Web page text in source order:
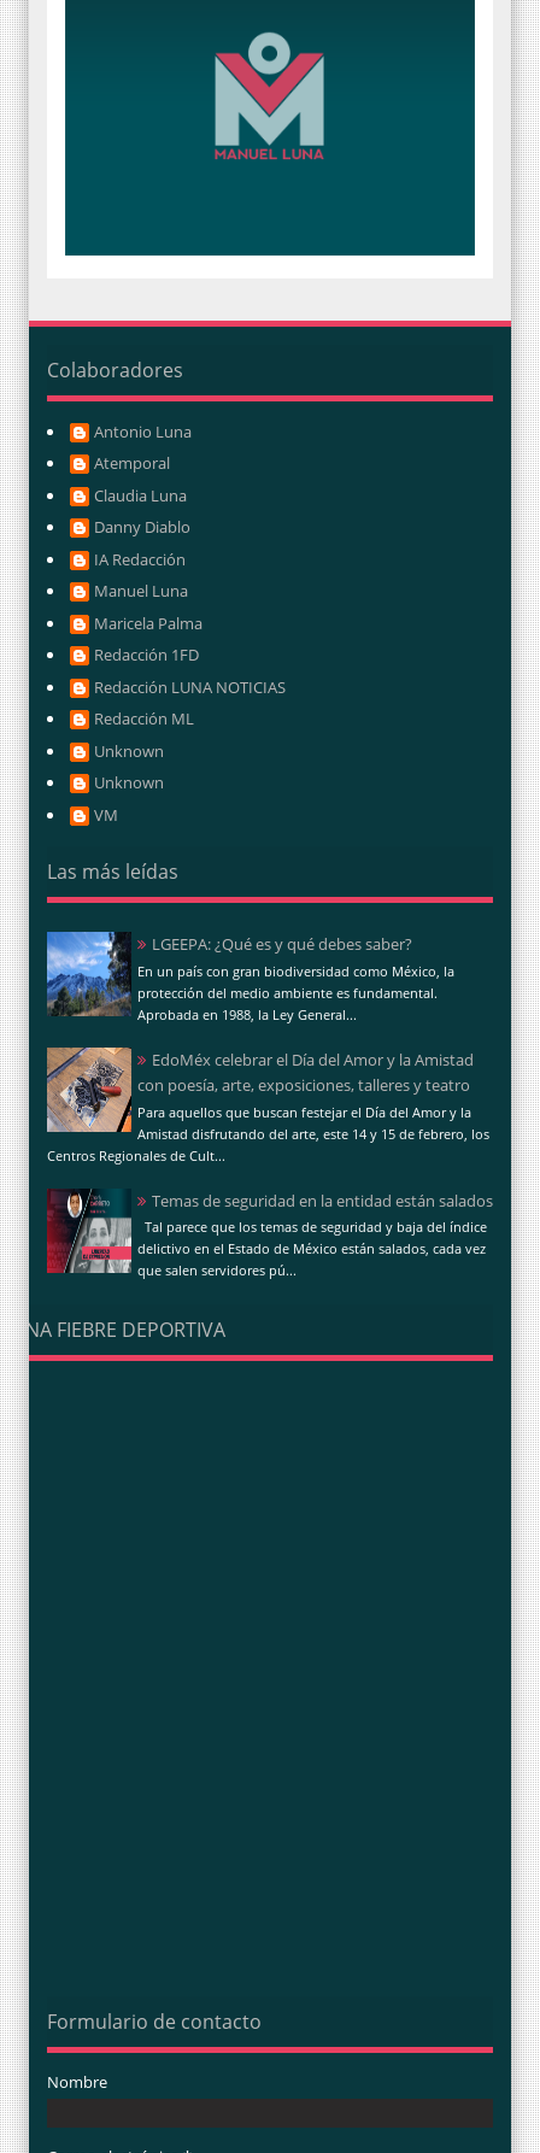
Colaboradores
Antonio Luna
Atemporal
Claudia Luna
Danny Diablo
IA Redacción
Manuel Luna
Maricela Palma
Redacción 1FD
Redacción LUNA NOTICIAS
Redacción ML
Unknown
Unknown
VM
Las más leídas
LGEEPA: ¿Qué es y qué debes saber?
En un país con gran biodiversidad como México, la
protección del medio ambiente es fundamental.
Aprobada en 1988, la Ley General...
EdoMéx celebrar el Día del Amor y la Amistad
con poesía, arte, exposiciones, talleres y teatro
Para aquellos que buscan festejar el Día del Amor y la
Amistad disfrutando del arte, este 14 y 15 de febrero, los
Centros Regionales de Cult...
Temas de seguridad en la entidad están salados
Tal parece que los temas de seguridad y baja del índice
delictivo en el Estado de México están salados, cada vez
que salen servidores pú...
UNA FIEBRE DEPORTIVA
Formulario de contacto
Nombre